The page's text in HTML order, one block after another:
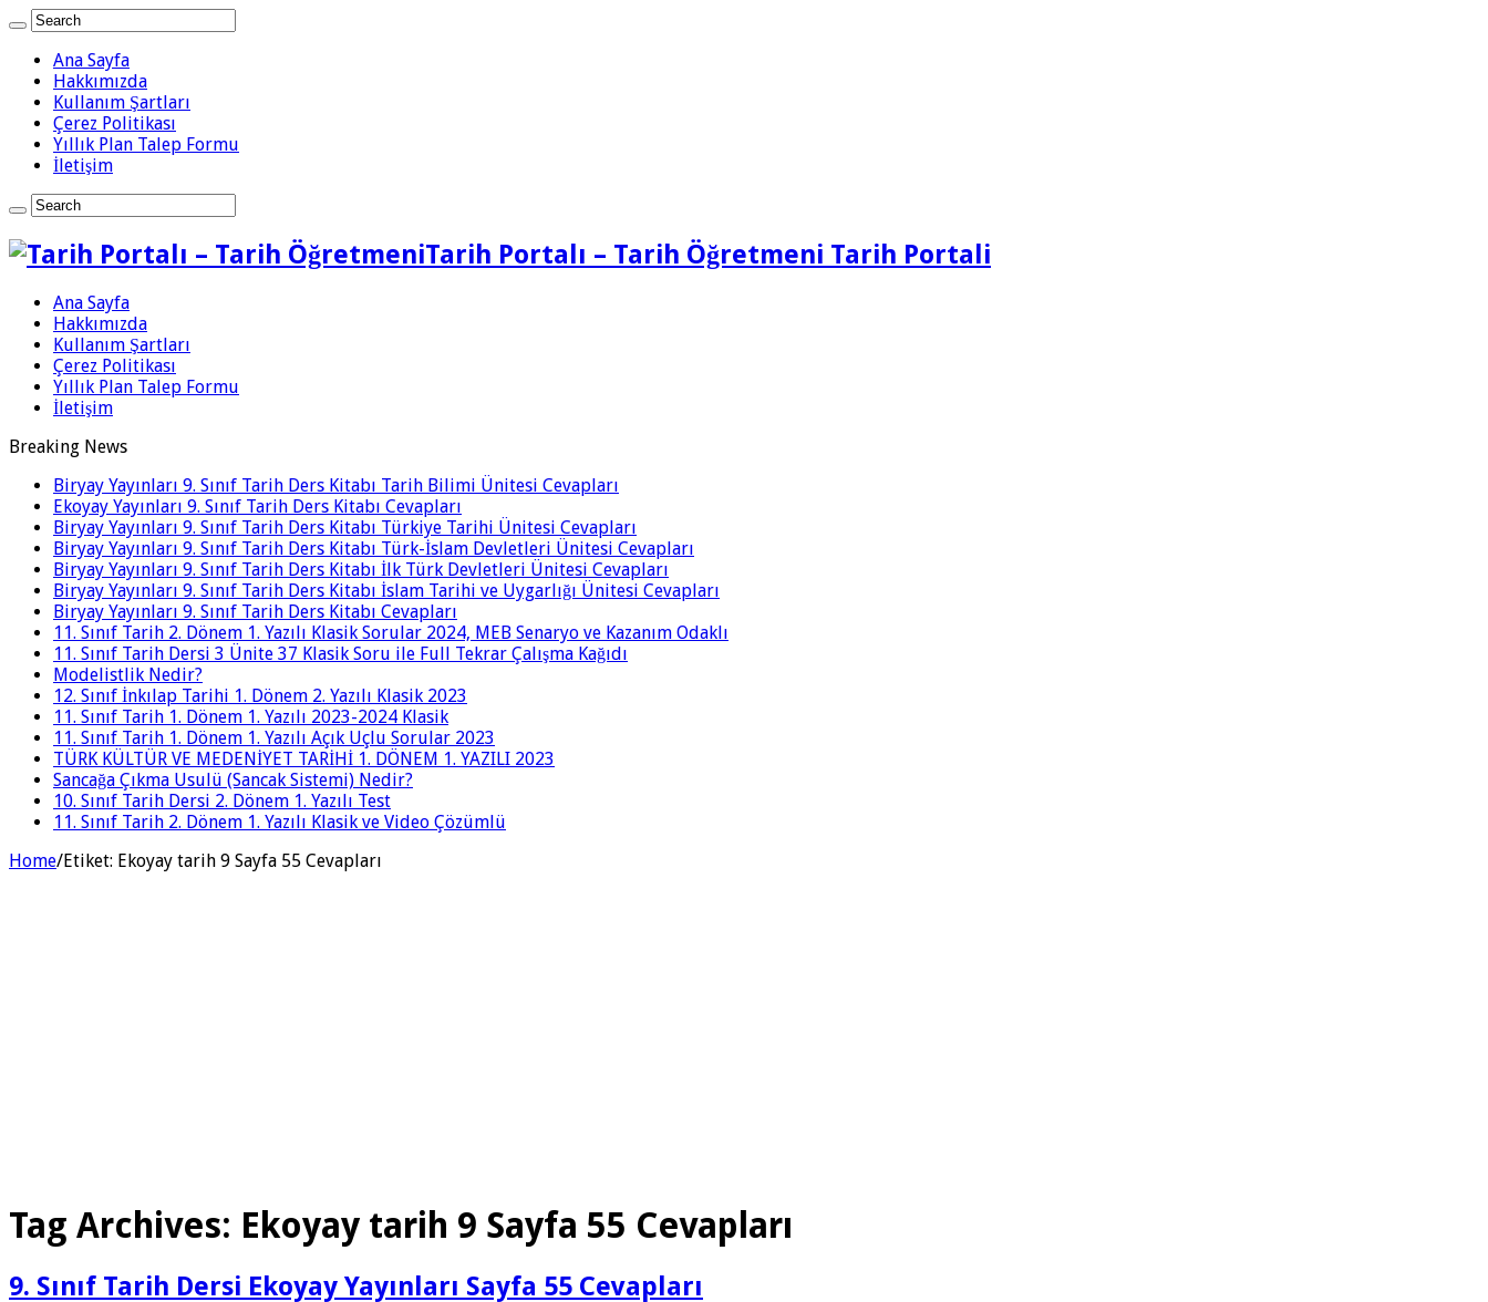
Ana Sayfa
Hakkımızda
Kullanım Şartları
Çerez Politikası
Yıllık Plan Talep Formu
İletişim
Tarih Portalı – Tarih Öğretmeni Tarih Portali
Ana Sayfa
Hakkımızda
Kullanım Şartları
Çerez Politikası
Yıllık Plan Talep Formu
İletişim
Breaking News
Biryay Yayınları 9. Sınıf Tarih Ders Kitabı Tarih Bilimi Ünitesi Cevapları
Ekoyay Yayınları 9. Sınıf Tarih Ders Kitabı Cevapları
Biryay Yayınları 9. Sınıf Tarih Ders Kitabı Türkiye Tarihi Ünitesi Cevapları
Biryay Yayınları 9. Sınıf Tarih Ders Kitabı Türk-İslam Devletleri Ünitesi Cevapları
Biryay Yayınları 9. Sınıf Tarih Ders Kitabı İlk Türk Devletleri Ünitesi Cevapları
Biryay Yayınları 9. Sınıf Tarih Ders Kitabı İslam Tarihi ve Uygarlığı Ünitesi Cevapları
Biryay Yayınları 9. Sınıf Tarih Ders Kitabı Cevapları
11. Sınıf Tarih 2. Dönem 1. Yazılı Klasik Sorular 2024, MEB Senaryo ve Kazanım Odaklı
11. Sınıf Tarih Dersi 3 Ünite 37 Klasik Soru ile Full Tekrar Çalışma Kağıdı
Modelistlik Nedir?
12. Sınıf İnkılap Tarihi 1. Dönem 2. Yazılı Klasik 2023
11. Sınıf Tarih 1. Dönem 1. Yazılı 2023-2024 Klasik
11. Sınıf Tarih 1. Dönem 1. Yazılı Açık Uçlu Sorular 2023
TÜRK KÜLTÜR VE MEDENİYET TARİHİ 1. DÖNEM 1. YAZILI 2023
Sancağa Çıkma Usulü (Sancak Sistemi) Nedir?
10. Sınıf Tarih Dersi 2. Dönem 1. Yazılı Test
11. Sınıf Tarih 2. Dönem 1. Yazılı Klasik ve Video Çözümlü
Home/Etiket: Ekoyay tarih 9 Sayfa 55 Cevapları
Tag Archives: Ekoyay tarih 9 Sayfa 55 Cevapları
9. Sınıf Tarih Dersi Ekoyay Yayınları Sayfa 55 Cevapları